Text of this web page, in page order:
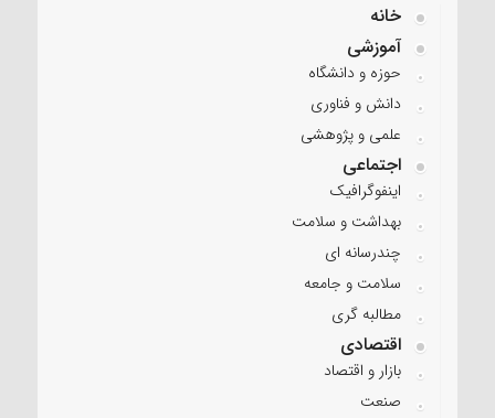
خانه
آموزشی
حوزه و دانشگاه
دانش و فناوری
علمی و پژوهشی
اجتماعی
اینفوگرافیک
بهداشت و سلامت
چندرسانه ای
سلامت و جامعه
مطالبه گری
اقتصادی
بازار و اقتصاد
صنعت